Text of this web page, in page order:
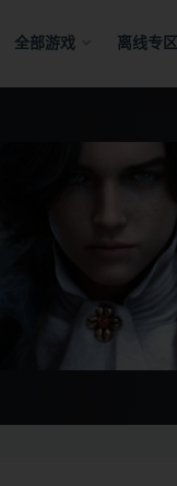
全部游戏 离线专区